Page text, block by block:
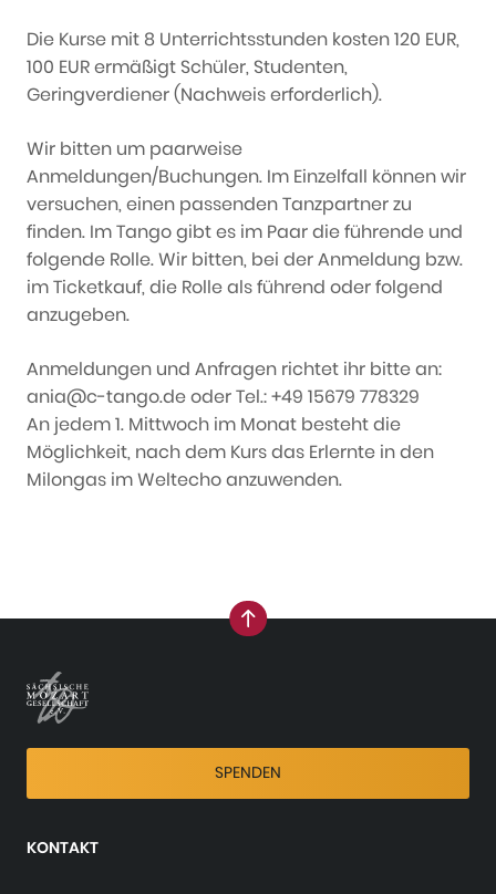
Die Kurse mit 8 Unterrichtsstunden kosten 120 EUR,
100 EUR ermäßigt Schüler, Studenten,
Geringverdiener (Nachweis erforderlich).
Wir bitten um paarweise
Anmeldungen/Buchungen. Im Einzelfall können wir
versuchen, einen passenden Tanzpartner zu
finden. Im Tango gibt es im Paar die führende und
folgende Rolle. Wir bitten, bei der Anmeldung bzw.
im Ticketkauf, die Rolle als führend oder folgend
anzugeben.
Anmeldungen und Anfragen richtet ihr bitte an:
ania@c-tango.de oder Tel.: +49 15679 778329
An jedem 1. Mittwoch im Monat besteht die
Möglichkeit, nach dem Kurs das Erlernte in den
Milongas im Weltecho anzuwenden.
nach oben
SPENDEN
KONTAKT